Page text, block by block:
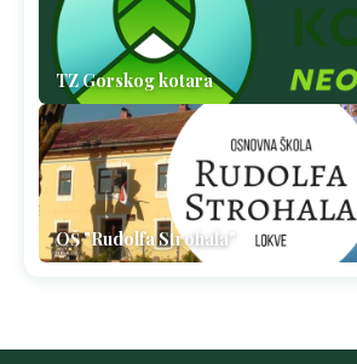
TZ Gorskog kotara
OŠ "Rudolfa Strohala"